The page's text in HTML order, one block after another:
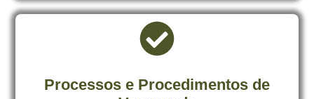
Processos e Procedimentos de